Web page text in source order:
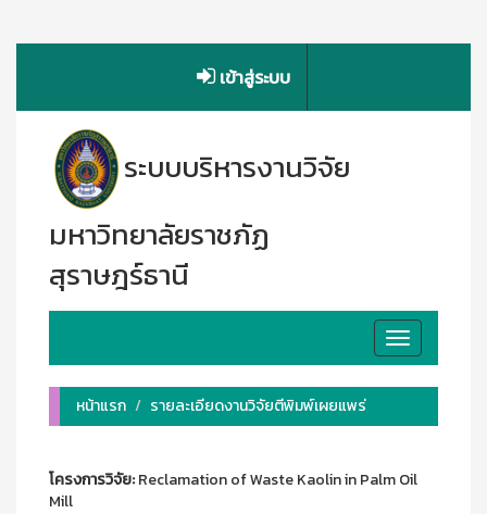
เข้าสู่ระบบ
ระบบบริหารงานวิจัย
มหาวิทยาลัยราชภัฏ
สุราษฎร์ธานี
Toggle
navigation
หน้าแรก
รายละเอียดงานวิจัยตีพิมพ์เผยแพร่
โครงการวิจัย:Reclamation of Waste Kaolin in Palm Oil
Mill